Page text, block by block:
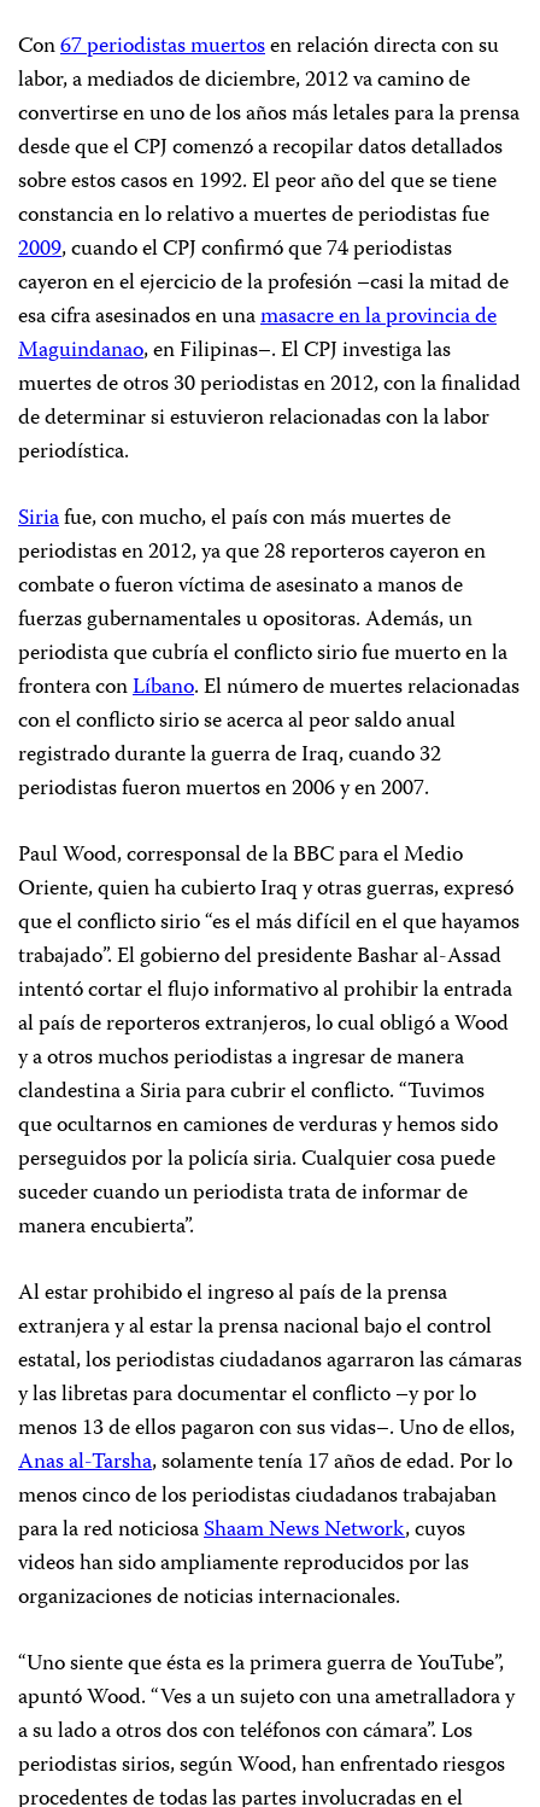
Con67 periodistas muertosen relación directa con su
labor, a mediados de diciembre, 2012 va camino de
convertirse en uno de los años más letales para la prensa
desde que el CPJ comenzó a recopilar datos detallados
sobre estos casos en 1992. El peor año del que se tiene
constancia en lo relativo a muertes de periodistas fue
2009, cuando el CPJ confirmó que 74 periodistas
cayeron en el ejercicio de la profesión –casi la mitad de
esa cifra asesinados en unamasacre en la provincia de
Maguindanao, en Filipinas–. El CPJ investiga las
muertes de otros 30 periodistas en 2012, con la finalidad
de determinar si estuvieron relacionadas con la labor
periodística.
Siriafue, con mucho, el país con más muertes de
periodistas en 2012, ya que 28 reporteros cayeron en
combate o fueron víctima de asesinato a manos de
fuerzas gubernamentales u opositoras. Además, un
periodista que cubría el conflicto sirio fue muerto en la
frontera conLíbano. El número de muertes relacionadas
con el conflicto sirio se acerca al peor saldo anual
registrado durante la guerra de Iraq, cuando 32
periodistas fueron muertos en 2006 y en 2007.
Paul Wood, corresponsal de la BBC para el Medio
Oriente, quien ha cubierto Iraq y otras guerras, expresó
que el conflicto sirio “es el más difícil en el que hayamos
trabajado”. El gobierno del presidente Bashar al-Assad
intentó cortar el flujo informativo al prohibir la entrada
al país de reporteros extranjeros, lo cual obligó a Wood
y a otros muchos periodistas a ingresar de manera
clandestina a Siria para cubrir el conflicto. “Tuvimos
que ocultarnos en camiones de verduras y hemos sido
perseguidos por la policía siria. Cualquier cosa puede
suceder cuando un periodista trata de informar de
manera encubierta”.
Al estar prohibido el ingreso al país de la prensa
extranjera y al estar la prensa nacional bajo el control
estatal, los periodistas ciudadanos agarraron las cámaras
y las libretas para documentar el conflicto –y por lo
menos 13 de ellos pagaron con sus vidas–. Uno de ellos,
Anas al-Tarsha, solamente tenía 17 años de edad. Por lo
menos cinco de los periodistas ciudadanos trabajaban
para la red noticiosaShaam News Network, cuyos
videos han sido ampliamente reproducidos por las
organizaciones de noticias internacionales.
“Uno siente que ésta es la primera guerra de YouTube”,
apuntó Wood. “Ves a un sujeto con una ametralladora y
a su lado a otros dos con teléfonos con cámara”. Los
periodistas sirios, según Wood, han enfrentado riesgos
procedentes de todas las partes involucradas en el